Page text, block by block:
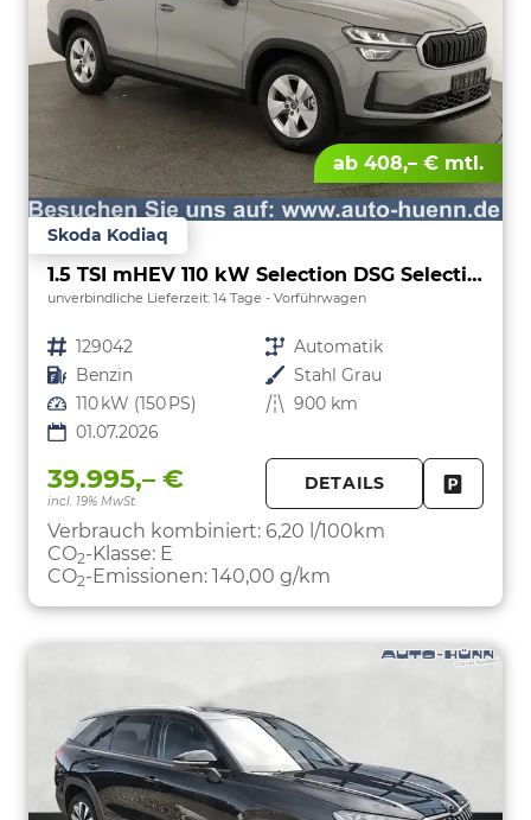
ab 408,– € mtl.
Skoda Kodiaq
1.5 TSI mHEV 110 kW Selection DSG Selection, 7-Sitzer, AHK, Navi, Side, Kamera, Winter, 4 J.- Garantie
unverbindliche Lieferzeit: 14 Tage Vorführwagen
Fahrzeugnr. 129042 Getriebe Automatik
Kraftstoff Benzin Außenfarbe Stahl Grau
Leistung 110 kW (150 PS) Kilometerstand 900 km
01.07.2026
39.995,– €
incl. 19% MwSt.
DETAILS
Verbrauch kombiniert: 6,20 l/100km
CO2-Klasse: E
CO2-Emissionen: 140,00 g/km